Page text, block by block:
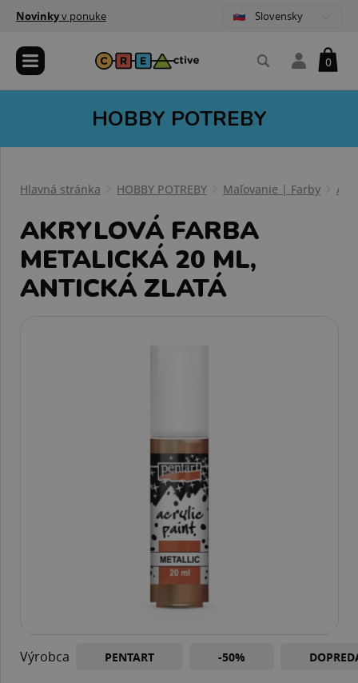
Novinkyv ponuke Slovensky
0
HOBBY POTREBY
Hlavná stránka HOBBY POTREBY Maľovanie | Farby
AKRYLOVÁ FARBA
METALICKÁ 20 ML,
ANTICKÁ ZLATÁ
Výrobca PENTART -50%